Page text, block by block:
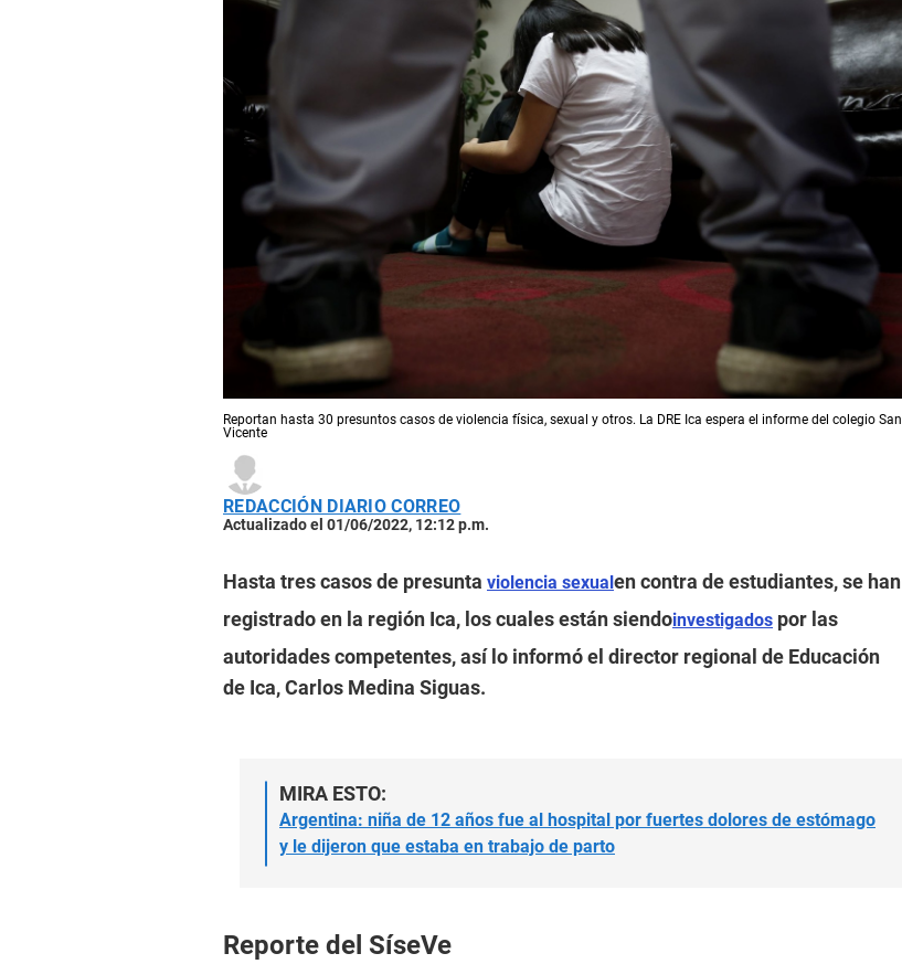
Reportan hasta 30 presuntos casos de violencia física, sexual y otros. La DRE Ica espera el informe del colegio San
Vicente
REDACCIÓN DIARIO CORREO
Actualizado el 01/06/2022, 12:12 p.m.
Hasta tres casos de presunta violencia sexual en contra de estudiantes, se han
registrado en la región Ica, los cuales están siendoinvestigados por las
autoridades competentes, así lo informó el director regional de Educación
de Ica, Carlos Medina Siguas.
MIRA ESTO:
Argentina: niña de 12 años fue al hospital por fuertes dolores de estómago
y le dijeron que estaba en trabajo de parto
Reporte del SíseVe